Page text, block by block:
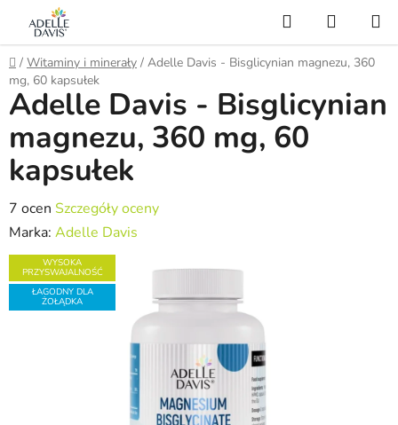
treści
Szukaj
Home
/ Witaminy i minerały / Adelle Davis - Bisglicynian magnezu, 360
mg, 60 kapsułek
Adelle Davis - Bisglicynian
magnezu, 360 mg, 60
kapsułek
Średnia
ocena
produktu
wynosi
7 ocen Szczegóły oceny
Marka: Adelle Davis
WYSOKA
PRZYSWAJALNOŚĆ
ŁAGODNY DLA
ŻOŁĄDKA